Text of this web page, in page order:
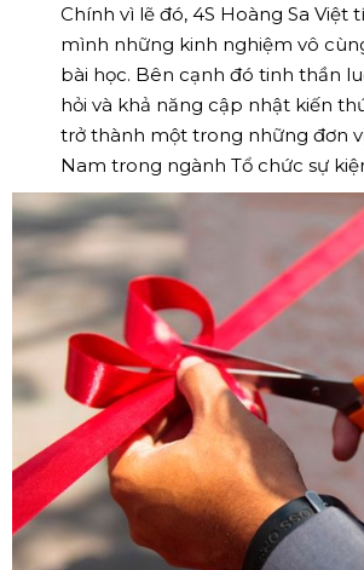
Chính vì lẽ đó, 4S Hoàng Sa Việt
mình những kinh nghiệm vô
bài học. Bên cạnh đó tinh thần
hỏi và khả năng cập nhật kiến
trở thành một trong những đơn
Nam trong ngành Tổ chức sự